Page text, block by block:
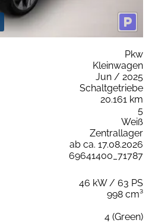
Pkw
Kleinwagen
Jun / 2025
Schaltgetriebe
20.161 km
5
Weiß
Zentrallager
ab ca. 17.08.2026
69641400_71787
46 kW / 63 PS
998 cm³
4 (Green)